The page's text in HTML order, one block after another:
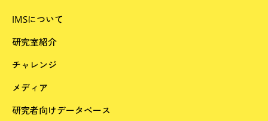
IMSについて
研究室紹介
チャレンジ
メディア
研究者向けデータベース